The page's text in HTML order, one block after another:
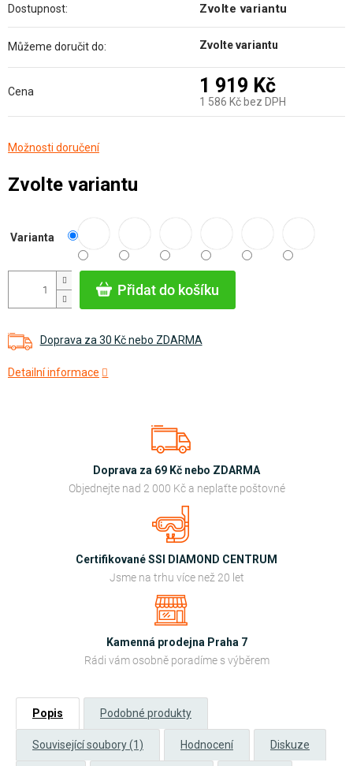
Přidat do košíku
Doprava za 30 Kč nebo ZDARMA
Detailní informace
Dostupnost: Zvolte variantu
Můžeme doručit do: Zvolte variantu
Cena 1 919 Kč
1 586 Kč bez DPH
Možnosti doručení
Zvolte variantu
Varianta
Doprava za 69 Kč nebo ZDARMA
Objednejte nad 2 000 Kč a neplaťte poštovné
Certifikované SSI DIAMOND CENTRUM
Jsme na trhu více než 20 let
Kamenná prodejna Praha 7
Rádi vám osobně poradíme s výběrem
Popis Podobné produkty
Související soubory (1) Hodnocení Diskuze